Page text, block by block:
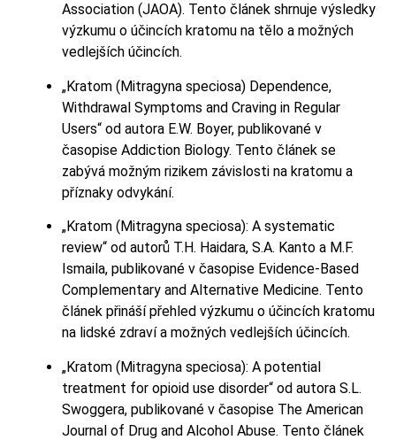
Association (JAOA). Tento článek shrnuje výsledky
výzkumu o účincích kratomu na tělo a možných
vedlejších účincích.
„Kratom (Mitragyna speciosa) Dependence,
Withdrawal Symptoms and Craving in Regular
Users“ od autora E.W. Boyer, publikované v
časopise Addiction Biology. Tento článek se
zabývá možným rizikem závislosti na kratomu a
příznaky odvykání.
„Kratom (Mitragyna speciosa): A systematic
review“ od autorů T.H. Haidara, S.A. Kanto a M.F.
Ismaila, publikované v časopise Evidence-Based
Complementary and Alternative Medicine. Tento
článek přináší přehled výzkumu o účincích kratomu
na lidské zdraví a možných vedlejších účincích.
„Kratom (Mitragyna speciosa): A potential
treatment for opioid use disorder“ od autora S.L.
Swoggera, publikované v časopise The American
Journal of Drug and Alcohol Abuse. Tento článek